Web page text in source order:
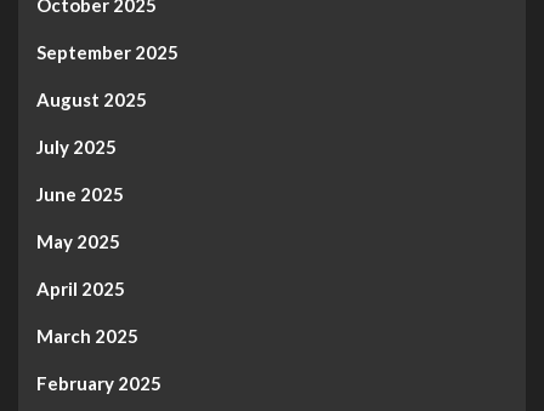
October 2025
September 2025
August 2025
July 2025
June 2025
May 2025
April 2025
March 2025
February 2025